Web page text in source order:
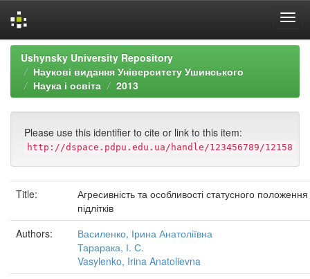
Skip
navigation
Ushynsky University Repository
Наукові видання Університету Ушинського
Наука і освіта
2013
Please use this identifier to cite or link to this item:
http://dspace.pdpu.edu.ua/handle/123456789/12158
Title:
Агресивність та особливості статусного положення
підлітків
Authors:
Василенко, Ірина Анатоліївна
Тарарака, І. С.
Vasylenko, Irina Anatolievna